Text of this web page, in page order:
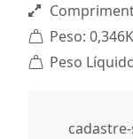
Peso:
Peso